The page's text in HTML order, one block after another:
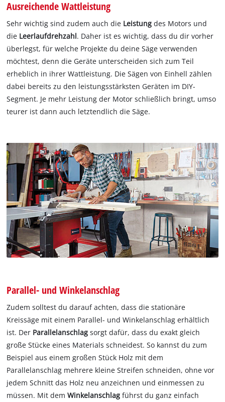
Ausreichende Wattleistung
Sehr wichtig sind zudem auch die Leistungdes Motors und
die Leerlaufdrehzahl. Daher ist es wichtig, dass du dir vorher
überlegst, für welche Projekte du deine Säge verwenden
möchtest, denn die Geräte unterscheiden sich zum Teil
erheblich in ihrer Wattleistung. Die Sägen von Einhell zählen
dabei bereits zu den leistungsstärksten Geräten im DIY-
Segment. Je mehr Leistung der Motor schließlich bringt, umso
teurer ist dann auch letztendlich die Säge.
Parallel- und Winkelanschlag
Zudem solltest du darauf achten, dass die stationäre
Kreissäge mit einem Parallel- und Winkelanschlag erhältlich
ist. Der Parallelanschlagsorgt dafür, dass du exakt gleich
große Stücke eines Materials schneidest. So kannst du zum
Beispiel aus einem großen Stück Holz mit dem
Parallelanschlag mehrere kleine Streifen schneiden, ohne vor
jedem Schnitt das Holz neu anzeichnen und einmessen zu
müssen. Mit demWinkelanschlagführst du ganz einfach